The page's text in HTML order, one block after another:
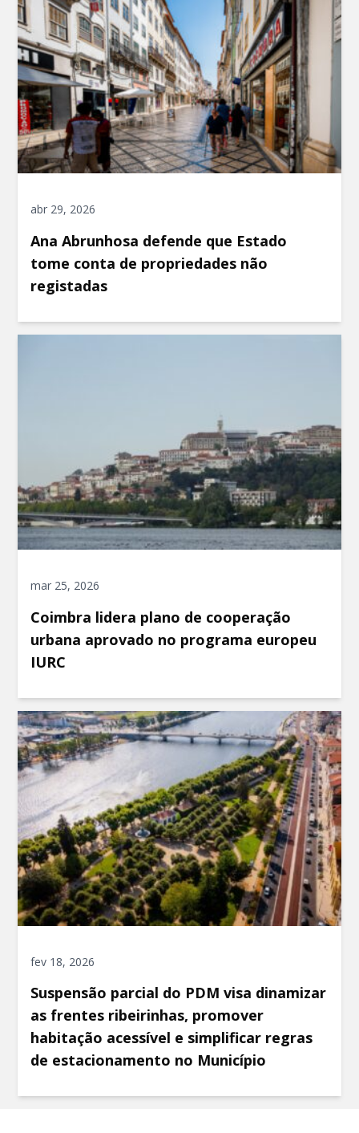
abr 29, 2026
Ana Abrunhosa defende que Estado
tome conta de propriedades não
registadas
mar 25, 2026
Coimbra lidera plano de cooperação
urbana aprovado no programa europeu
IURC
fev 18, 2026
Suspensão parcial do PDM visa dinamizar
as frentes ribeirinhas, promover
habitação acessível e simplificar regras
de estacionamento no Município